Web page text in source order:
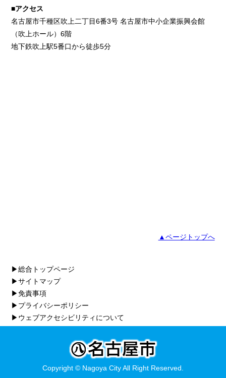
■アクセス
名古屋市千種区吹上二丁目6番3号 名古屋市中小企業振興会館
（吹上ホール）6階
地下鉄吹上駅5番口から徒歩5分
▲ページトップへ
▶総合トップページ
▶サイトマップ
▶免責事項
▶プライバシーポリシー
▶ウェブアクセシビリティについて
Copyright © Nagoya City All Right Reserved.